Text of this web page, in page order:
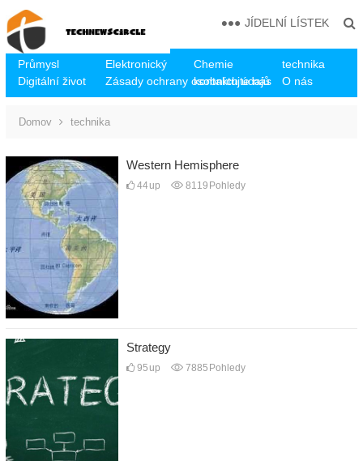
Průmysl Elektronický Chemie
technika
Digitální život
Zásady ochrany osobních údajů
kontaktujte nás O nás
JÍDELNÍ LÍSTEK
Domov technika
Western Hemisphere
44up 8119 Pohledy
Strategy
95 up 7885 Pohledy